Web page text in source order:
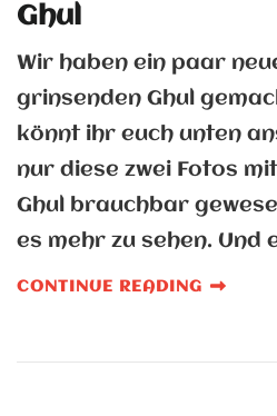
Ghul
Wir haben ein paar
grinsenden Ghul
könnt ihr euch unten
nur diese zwei Fotos
Ghul brauchbar
es mehr zu sehen. Und
CONTINUE READING